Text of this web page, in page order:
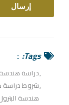
Tags:
دراسة هندسة
شروط دراسة
هندسة